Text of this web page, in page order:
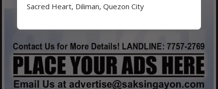
Sacred Heart, Diliman, Quezon City